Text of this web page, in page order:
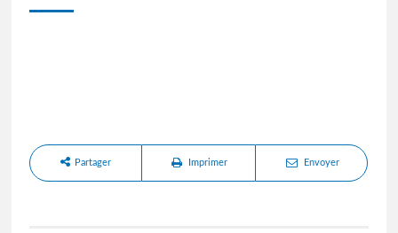
Partager Imprimer Envoyer